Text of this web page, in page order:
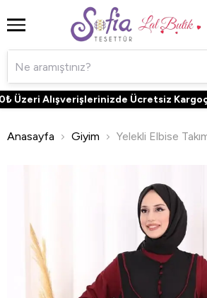
Alışverişlerinizde Ücretsiz Kargoç
Anasayfa Giyim Yelekli Elbise